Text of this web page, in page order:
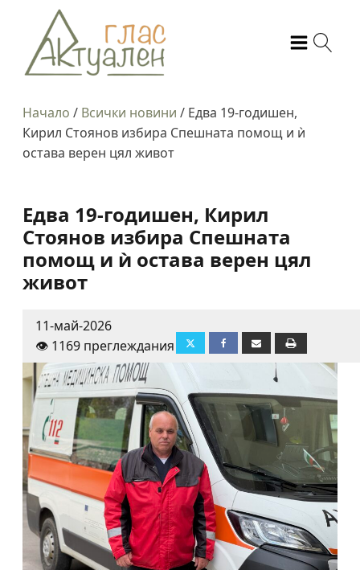
Начало / Всички новини / Едва 19-годишен,
Кирил Стоянов избира Спешната помощ и ѝ
остава верен цял живот
Едва 19-годишен, Кирил
Стоянов избира Спешната
помощ и ѝ остава верен цял
живот
11-май-2026
👁️ 1169 преглеждания